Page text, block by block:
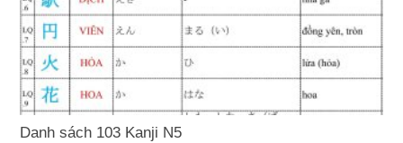
Danh sách 103 Kanji N5